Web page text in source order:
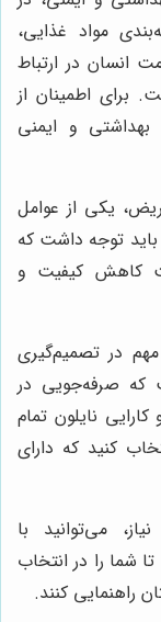
مواد غذایی،
انسان در ارتباط
برای اطمینان از
بهداشتی و ایمنی
یکی از عوامل
توجه داشت که
کاهش کیفیت و
در تصمیم‌گیری
که صرفه‌جویی در
نایلون تمام
کنید که دارای
می‌توانید با
شما را در انتخاب
راهنمایی کنند.